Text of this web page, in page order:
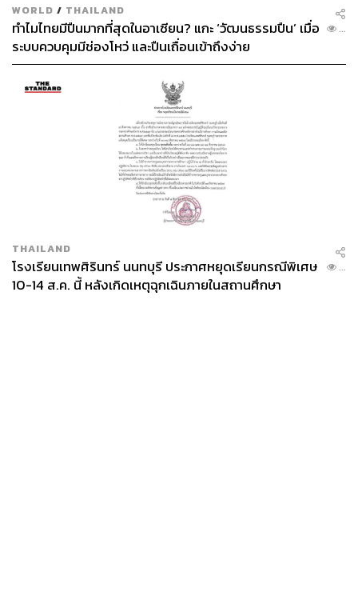
WORLD / THAILAND
ทำไมไทยมีปืนมากที่สุดในอาเซียน? แกะ ‘วัฒนธรรมปืน’ เมื่อ
ระบบควบคุมมีช่องโหว่ และปืนเถื่อนเข้าถึงง่าย
...
THAILAND
โรงเรียนเทพศิรินทร์ นนทบุรี ประกาศหยุดเรียนกรณีพิเศษ
10-14 ส.ค. นี้ หลังเกิดเหตุฉุกเฉินภายในสถานศึกษา
...